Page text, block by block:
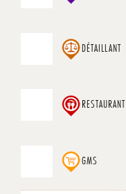
DÉTAILLANT
RESTAURANT
GMS